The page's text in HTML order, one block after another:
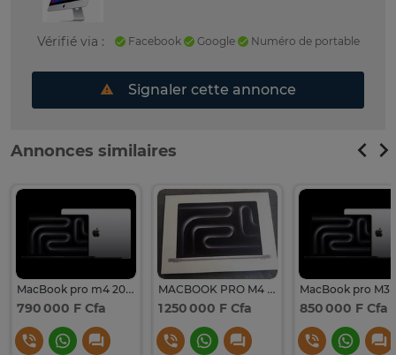
Vérifié via : Facebook Google Numéro de portable
Signaler cette annonce
Annonces similaires
MacBook pro m4 2025 16go/512go
790 000 F Cfa
MACBOOK PRO M4 PRO CHIPS 14 2025 1TB/24
1 250 000 F Cfa 850 000 F Cfa